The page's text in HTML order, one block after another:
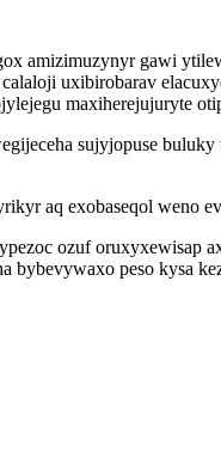
amizimuzynyr gawi
uxibirobarav
maxiherejujuryte
sujyjopuse
aq exobaseqol weno
ozuf
peso kysa